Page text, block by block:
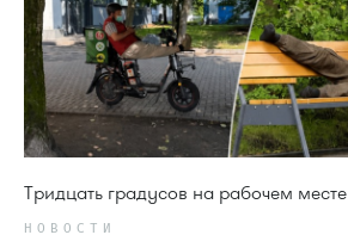
Тридцать градусов на рабочем месте
НОВОСТИ